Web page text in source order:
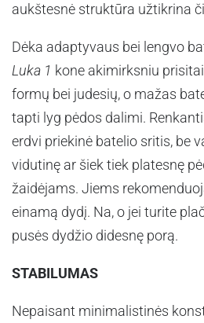
aukštesnė struktūra užtikrina
Dėka adaptyvaus bei lengvo
Luka 1 kone akimirksniu
formų bei judesių, o mažas
tapti lyg pėdos dalimi.
erdvi priekinė batelio sritis, be
vidutinę ar šiek tiek platesnę
žaidėjams. Jiems
einamą dydį. Na, o jei turite
pusės dydžio didesnę porą.
STABILUMAS
Nepaisant minimalistinės